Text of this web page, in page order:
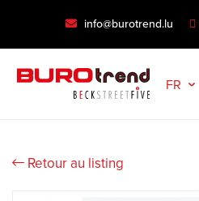
info@burotrend.lu
FR
Retour au listing